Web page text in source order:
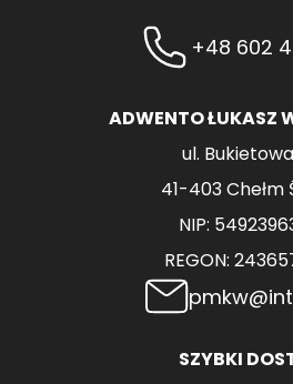
+48 602
ADWENTO ŁUKASZ
ul.
41-403 Chełm
NIP:
REGON:
SZYBKI